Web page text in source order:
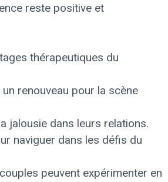
reste positive et
thérapeutiques du
renouveau pour la scène
jalousie dans leurs relations.
naviguer dans les défis du
peuvent expérimenter en